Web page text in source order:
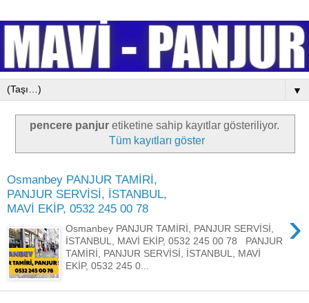
▼
pencere panjur etiketine sahip kayıtlar gösteriliyor.
Tüm kayıtları göster
Osmanbey PANJUR TAMİRİ,
PANJUR SERVİSİ, İSTANBUL,
MAVİ EKİP, 0532 245 00 78
›
Osmanbey PANJUR TAMİRİ, PANJUR SERVİSİ,
İSTANBUL, MAVİ EKİP, 0532 245 00 78 PANJUR
TAMİRİ, PANJUR SERVİSİ, İSTANBUL, MAVİ
EKİP, 0532 245 0...